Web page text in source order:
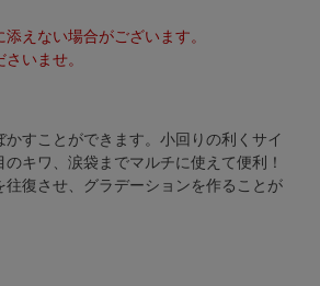
えない場合がございます。
いませ。
かすことができます。小回りの利くサイ
キワ、涙袋までマルチに使えて便利！
往復させ、グラデーションを作ることが